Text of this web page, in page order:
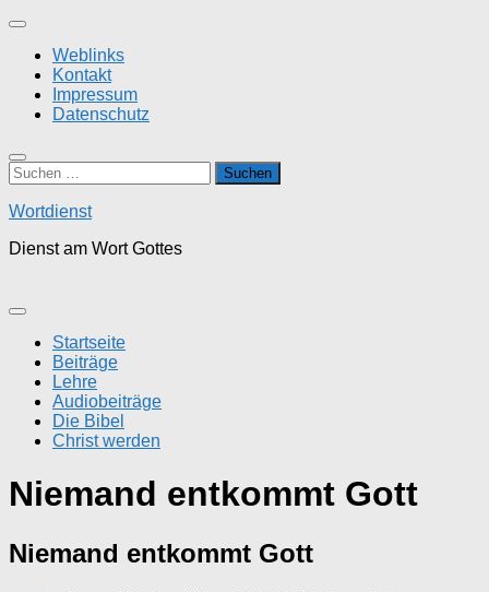
Zum
springenWeblinks
Kontakt
Impressum
Datenschutz
Suchen
nach:
Wortdienst
Dienst am Wort Gottes
Startseite
Beiträge
Lehre
Audiobeiträge
Die Bibel
Christ werden
Niemand entkommt Gott
Niemand entkommt Gott